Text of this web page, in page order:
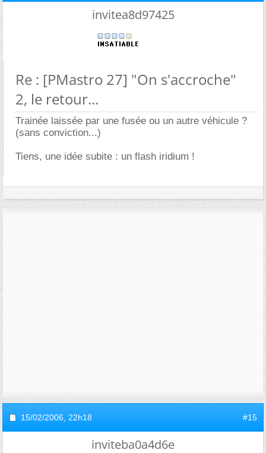
invitea8d97425
Re : [PMastro 27] "On s'accroche"
2, le retour...
Trainée laissée par une fusée ou un autre véhicule ?
(sans conviction...)
Tiens, une idée subite : un flash iridium !
15/02/2006, 22h18 #15
inviteba0a4d6e